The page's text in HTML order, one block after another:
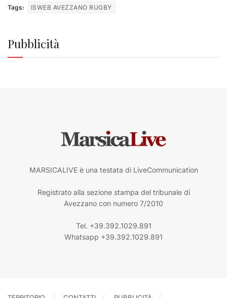
Tags: ISWEB AVEZZANO RUGBY
Pubblicità
MARSICALIVE è una testata di LiveCommunication
Registrato alla sezione stampa del tribunale di
Avezzano con numero 7/2010
Tel. +39.392.1029.891
Whatsapp +39.392.1029.891